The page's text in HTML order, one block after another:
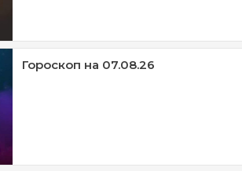
Гороскоп на 07.08.26